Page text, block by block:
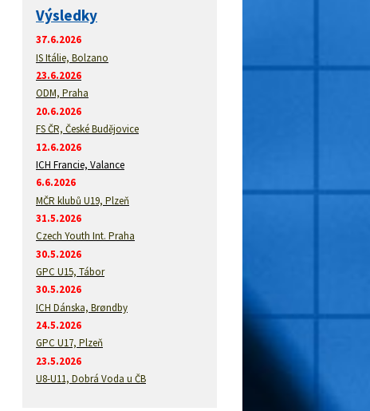
Výsledky
37.6.2026
IS Itálie, Bolzano
23.6.2026
ODM, Praha
20.6.2026
FS ČR, České Budějovice
12.6.2026
ICH Francie, Valance
6.6.2026
MČR klubů U19, Plzeň
31.5.2026
Czech Youth Int. Praha
30.5.2026
GPC U15, Tábor
30.5.2026
ICH Dánska, Brøndby
24.5.2026
GPC U17, Plzeň
23.5.2026
U8-U11, Dobrá Voda u ČB